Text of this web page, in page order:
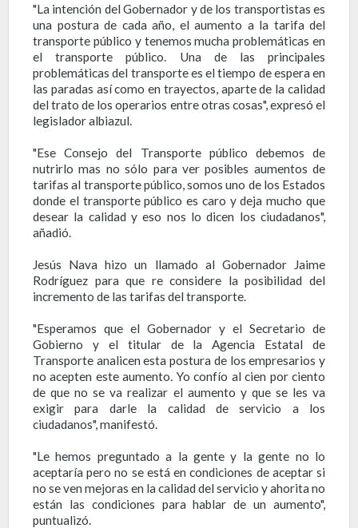
"La intención del Gobernador y de los transportistas es
una postura de cada año, el aumento a la tarifa del
transporte público y tenemos mucha problemáticas en
el transporte público. Una de las principales
problemáticas del transporte es el tiempo de espera en
las paradas así como en trayectos, aparte de la calidad
del trato de los operarios entre otras cosas", expresó el
legislador albiazul.
"Ese Consejo del Transporte público debemos de
nutrirlo mas no sólo para ver posibles aumentos de
tarifas al transporte público, somos uno de los Estados
donde el transporte público es caro y deja mucho que
desear la calidad y eso nos lo dicen los ciudadanos",
añadió.
Jesús Nava hizo un llamado al Gobernador Jaime
Rodríguez para que re considere la posibilidad del
incremento de las tarifas del transporte.
"Esperamos que el Gobernador y el Secretario de
Gobierno y el titular de la Agencia Estatal de
Transporte analicen esta postura de los empresarios y
no acepten este aumento. Yo confío al cien por ciento
de que no se va realizar el aumento y que se les va
exigir para darle la calidad de servicio a los
ciudadanos", manifestó.
"Le hemos preguntado a la gente y la gente no lo
aceptaría pero no se está en condiciones de aceptar si
no se ven mejoras en la calidad del servicio y ahorita no
están las condiciones para hablar de un aumento",
puntualizó.